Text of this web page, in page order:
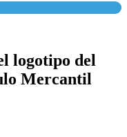
logotipo del
Mercantil